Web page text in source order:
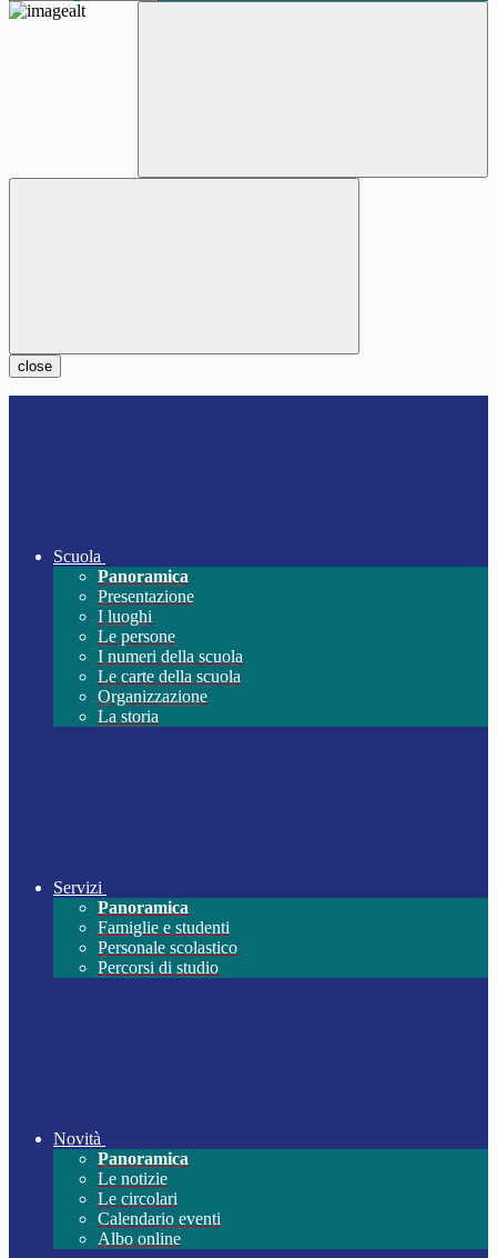
close
Scuola
Panoramica
Presentazione
I luoghi
Le persone
I numeri della scuola
Le carte della scuola
Organizzazione
La storia
Servizi
Panoramica
Famiglie e studenti
Personale scolastico
Percorsi di studio
Novità
Panoramica
Le notizie
Le circolari
Calendario eventi
Albo online